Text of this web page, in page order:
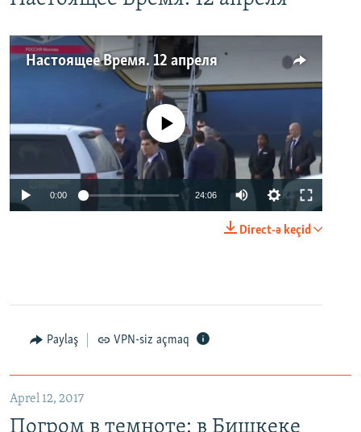
Настоящее Время. 12 апреля
No media source currently available
0:00 24:06
Direct-ə keçid
Paylaş VPN-siz açmaq
Aprel 12, 2017